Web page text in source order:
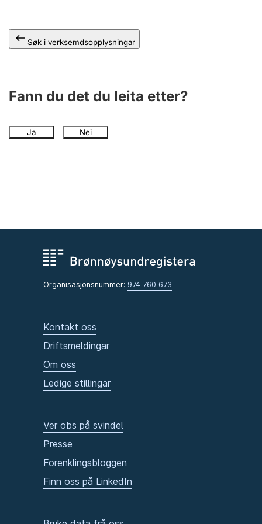
Søk i verksemdsopplysningar
Fann du det du leita etter?
Ja Nei
Organisasjonsnummer: 974 760 673
Kontakt oss
Driftsmeldingar
Om oss
Ledige stillingar
Ver obs på svindel
Presse
Forenklingsbloggen
Finn oss på LinkedIn